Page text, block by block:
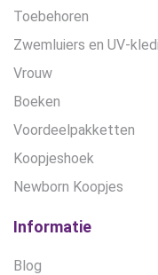
Toebehoren
Zwemluiers en UV-
Vrouw
Boeken
Voordeelpakketten
Koopjeshoek
Newborn Koopjes
Informatie
Blog